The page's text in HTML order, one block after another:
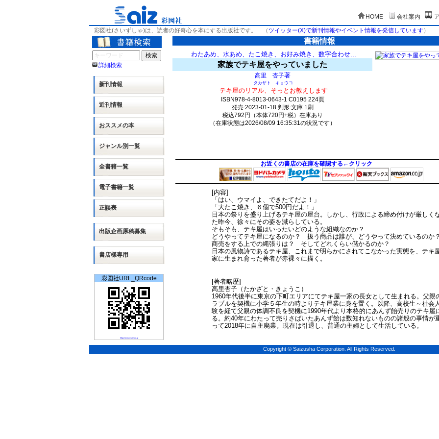
HOME 会社案内
彩図社(さいずしゃ)は、読者の好奇心を本にする出版社です。
（ ツイッター(X)で新刊情報やイベント情報を発信しています）
詳細検索
新刊情報
近刊情報
おススメの本
ジャンル別一覧
全書籍一覧
電子書籍一覧
正誤表
出版企画原稿募集
書店様専用
彩図社URL_QRcode
https://www.saiz.co.jp
書籍情報
わたあめ、水あめ、たこ焼き、お好み焼き、数字合わせ…
家族でテキ屋をやっていました
高里 杏子著
タカザト キョウコ
テキ屋のリアル、そっとお教えします
ISBN978-4-8013-0643-1 C0195 224頁
発売:2023-01-18 判形:文庫 1刷
税込792円（本体720円+税）在庫あり
（在庫状態は2026/08/09 16:35:31の状況です）
お近くの書店の在庫を確認する←クリック
[内容]
「はい、ウマイよ、できたてだよ！」
「大たこ焼き、６個で500円だよ！」
日本の祭りを盛り上げるテキ屋の屋台。しかし、行政による締め付けが厳しく
た昨今、徐々にその姿を減らしている。
そもそも、テキ屋はいったいどのような組織なのか？
どうやってテキ屋になるのか？ 扱う商品は誰が、どうやって決めているのか
商売をする上での縄張りは？ そしてどれくらい儲かるのか？
日本の風物詩であるテキ屋、これまで明らかにされてこなかった実態を、テキ
家に生まれ育った著者が赤裸々に描く。
[著者略歴]
高里杏子（たかざと・きょうこ）
1960年代後半に東京の下町エリアにてテキ屋一家の長女として生まれる。父親
ラブルを契機に小学５年生の時よりテキ屋業に身を置く。以降、高校生～社会
験を経て父親の体調不良を契機に1990年代より本格的にあんず飴売りのテキ屋
る。約40年にわたって売りさばいたあんず飴は数知れないものの諸般の事情が
って2018年に自主廃業。現在は引退し、普通の主婦として生活している。
Copyright © Saizusha Corporation. All Rights Reserved.